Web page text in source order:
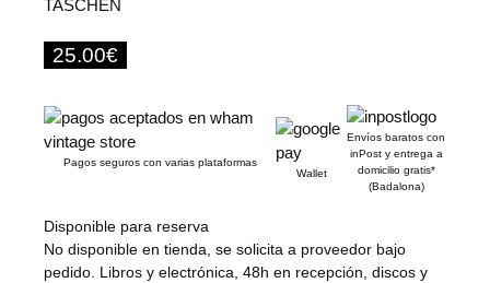
TASCHEN
25.00€
Pagos seguros con varias plataformas
Wallet
Envíos baratos con
inPost y entrega a
domicilio gratis*
(Badalona)
Disponible para reserva